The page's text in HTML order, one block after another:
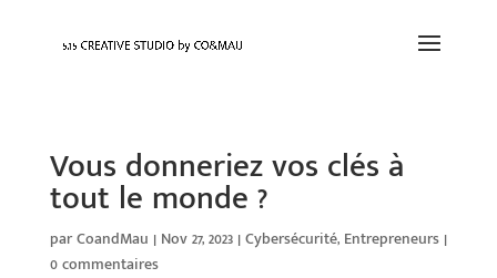
Vous donneriez vos clés à
tout le monde ?
parCoandMau | Nov 27, 2023|Cybersécurité, Entrepreneurs|
0 commentaires